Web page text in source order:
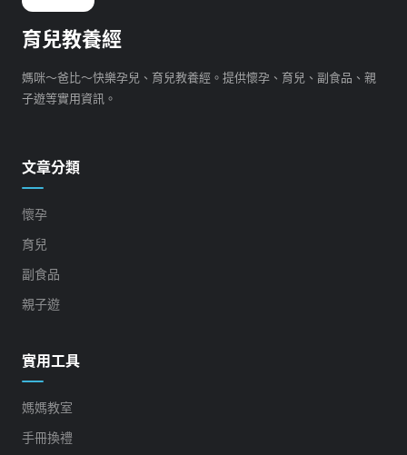
育兒教養經
媽咪～爸比～快樂孕兒、育兒教養經。提供懷孕、育兒、副食品、親
子遊等實用資訊。
文章分類
懷孕
育兒
副食品
親子遊
實用工具
媽媽教室
手冊換禮